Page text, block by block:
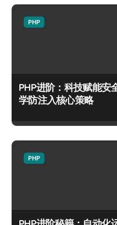
PHP
PHP进阶：科技赋能安
学防注入核心策略
PHP